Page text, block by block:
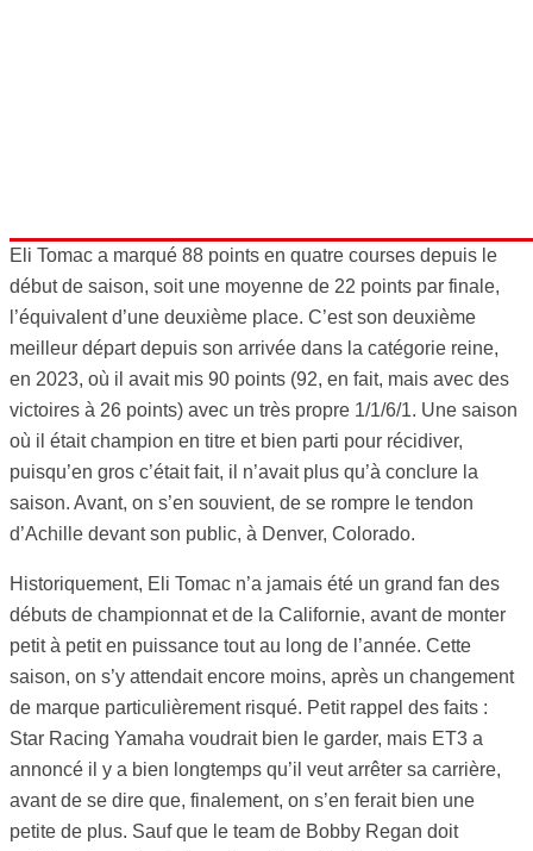
Eli Tomac a marqué 88 points en quatre courses depuis le
début de saison, soit une moyenne de 22 points par finale,
l’équivalent d’une deuxième place. C’est son deuxième
meilleur départ depuis son arrivée dans la catégorie reine,
en 2023, où il avait mis 90 points (92, en fait, mais avec des
victoires à 26 points) avec un très propre 1/1/6/1. Une saison
où il était champion en titre et bien parti pour récidiver,
puisqu’en gros c’était fait, il n’avait plus qu’à conclure la
saison. Avant, on s’en souvient, de se rompre le tendon
d’Achille devant son public, à Denver, Colorado.
Historiquement, Eli Tomac n’a jamais été un grand fan des
débuts de championnat et de la Californie, avant de monter
petit à petit en puissance tout au long de l’année. Cette
saison, on s’y attendait encore moins, après un changement
de marque particulièrement risqué. Petit rappel des faits :
Star Racing Yamaha voudrait bien le garder, mais ET3 a
annoncé il y a bien longtemps qu’il veut arrêter sa carrière,
avant de se dire que, finalement, on s’en ferait bien une
petite de plus. Sauf que le team de Bobby Regan doit